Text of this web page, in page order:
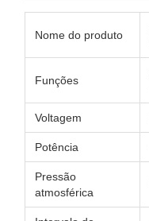
Nome do produto
Funções
Voltagem
Potência
Pressão
atmosférica